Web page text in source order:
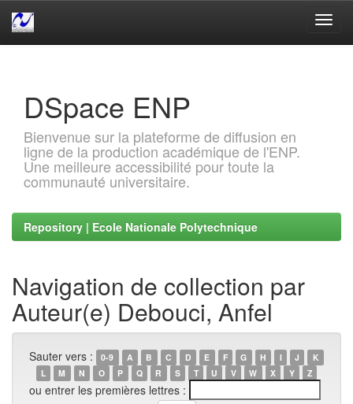
DSpace ENP
Bienvenue sur la plateforme de diffusion en
ligne de la production académique de l'ENP.
Une meilleure accessibilité pour toute la
communauté universitaire.
Repository | Ecole Nationale Polytechnique
Navigation de collection par
Auteur(e) Debouci, Anfel
Sauter vers : 0-9 A B C D E F G H I J
K
L
M N O P Q R S T U V W X Y Z
ou entrer les premières lettres :